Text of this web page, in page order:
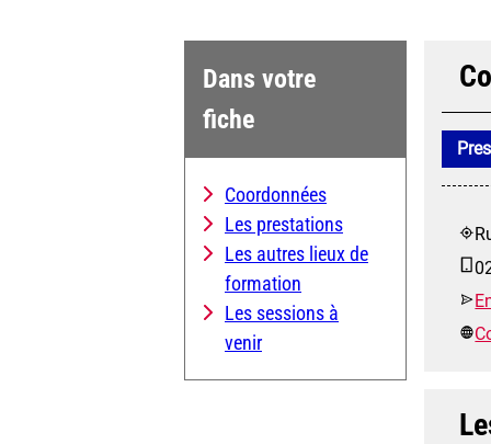
Dans votre
fiche
Coordonnées
Les prestations
Les autres lieux de
formation
Les sessions à
venir